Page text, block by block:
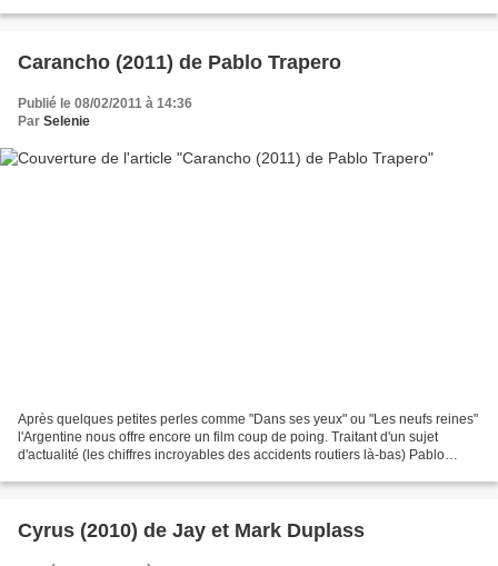
Carancho (2011) de Pablo Trapero
Publié le 08/02/2011 à 14:36
Par Selenie
Après quelques petites perles comme "Dans ses yeux" ou "Les neufs reines"
l'Argentine nous offre encore un film coup de poing. Traitant d'un sujet
d'actualité (les chiffres incroyables des accidents routiers là-bas) Pablo
Cyrus (2010) de Jay et Mark Duplass